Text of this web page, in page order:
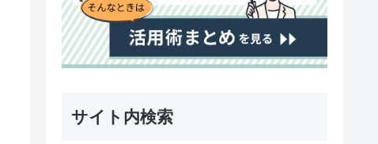
サイト内検索